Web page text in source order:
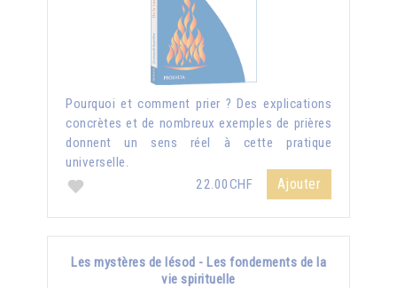
Pourquoi et comment prier ? Des explications
concrètes et de nombreux exemples de prières
donnent un sens réel à cette pratique
universelle.
22.00CHF
Ajouter
Les mystères de Iésod - Les fondements de la
vie spirituelle